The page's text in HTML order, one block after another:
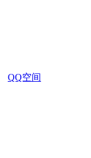
QQ空间